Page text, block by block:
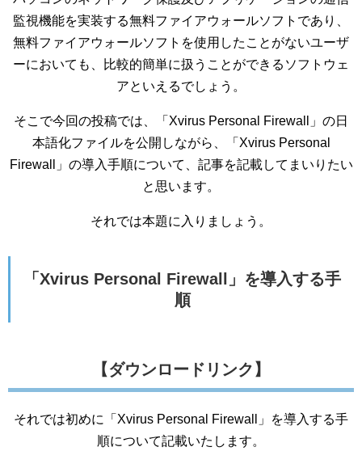
監視機能を実装する無料ファイアウォールソフトであり、
無料ファイアウォールソフトを使用したことがないユーザ
ーにおいても、比較的簡単に扱うことができるソフトウェ
アといえるでしょう。
そこで今回の投稿では、「Xvirus Personal Firewall」の日
本語化ファイルを公開しながら、「Xvirus Personal
Firewall」の導入手順について、記事を記載してまいりたい
と思います。
それでは本題に入りましょう。
「Xvirus Personal Firewall」を導入する手
順
【ダウンロードリンク】
それでは初めに「Xvirus Personal Firewall」を導入する手
順について記載いたします。